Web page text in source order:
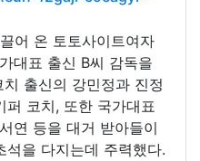
어 온 토토사이트여자
대표 출신 B씨 감독을
출신의 강민정과 진정
퍼 코치, 또한 국가대표
연 등을 대거 받아들이
을 다지는데 주력했다.